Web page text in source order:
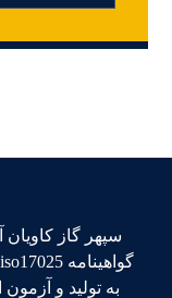
سپهر گاز کاویان
به تولید و